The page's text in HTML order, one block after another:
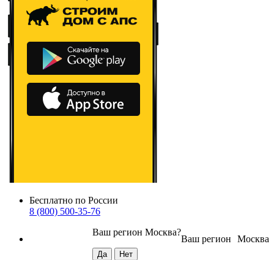
Бесплатно по России
8 (800) 500-35-76
Москва
Ваш регион
Ваш регион Москва?